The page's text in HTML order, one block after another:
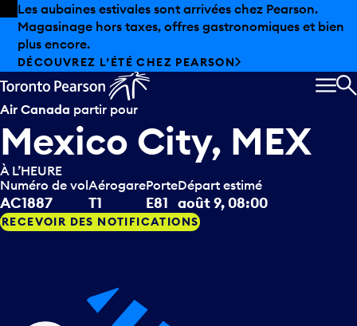
Skip to offers
Passer au contenu principal
Les aubaines estivales sont arrivées chez Pearson.
Magasinage hors taxes, offres gastronomiques et bien
plus encore.
DÉCOUVREZ L’ÉTÉ CHEZ PEARSON
Air Canada partir pour
Mexico City, MEX
À L’HEURE
Numéro de vol
AC1887
Aérogare
T1
Porte
E81
Départ estimé
août 9, 08:00
RECEVOIR DES NOTIFICATIONS